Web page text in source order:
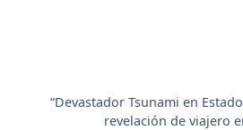
“Devastador Tsunami en
revelación de viajero